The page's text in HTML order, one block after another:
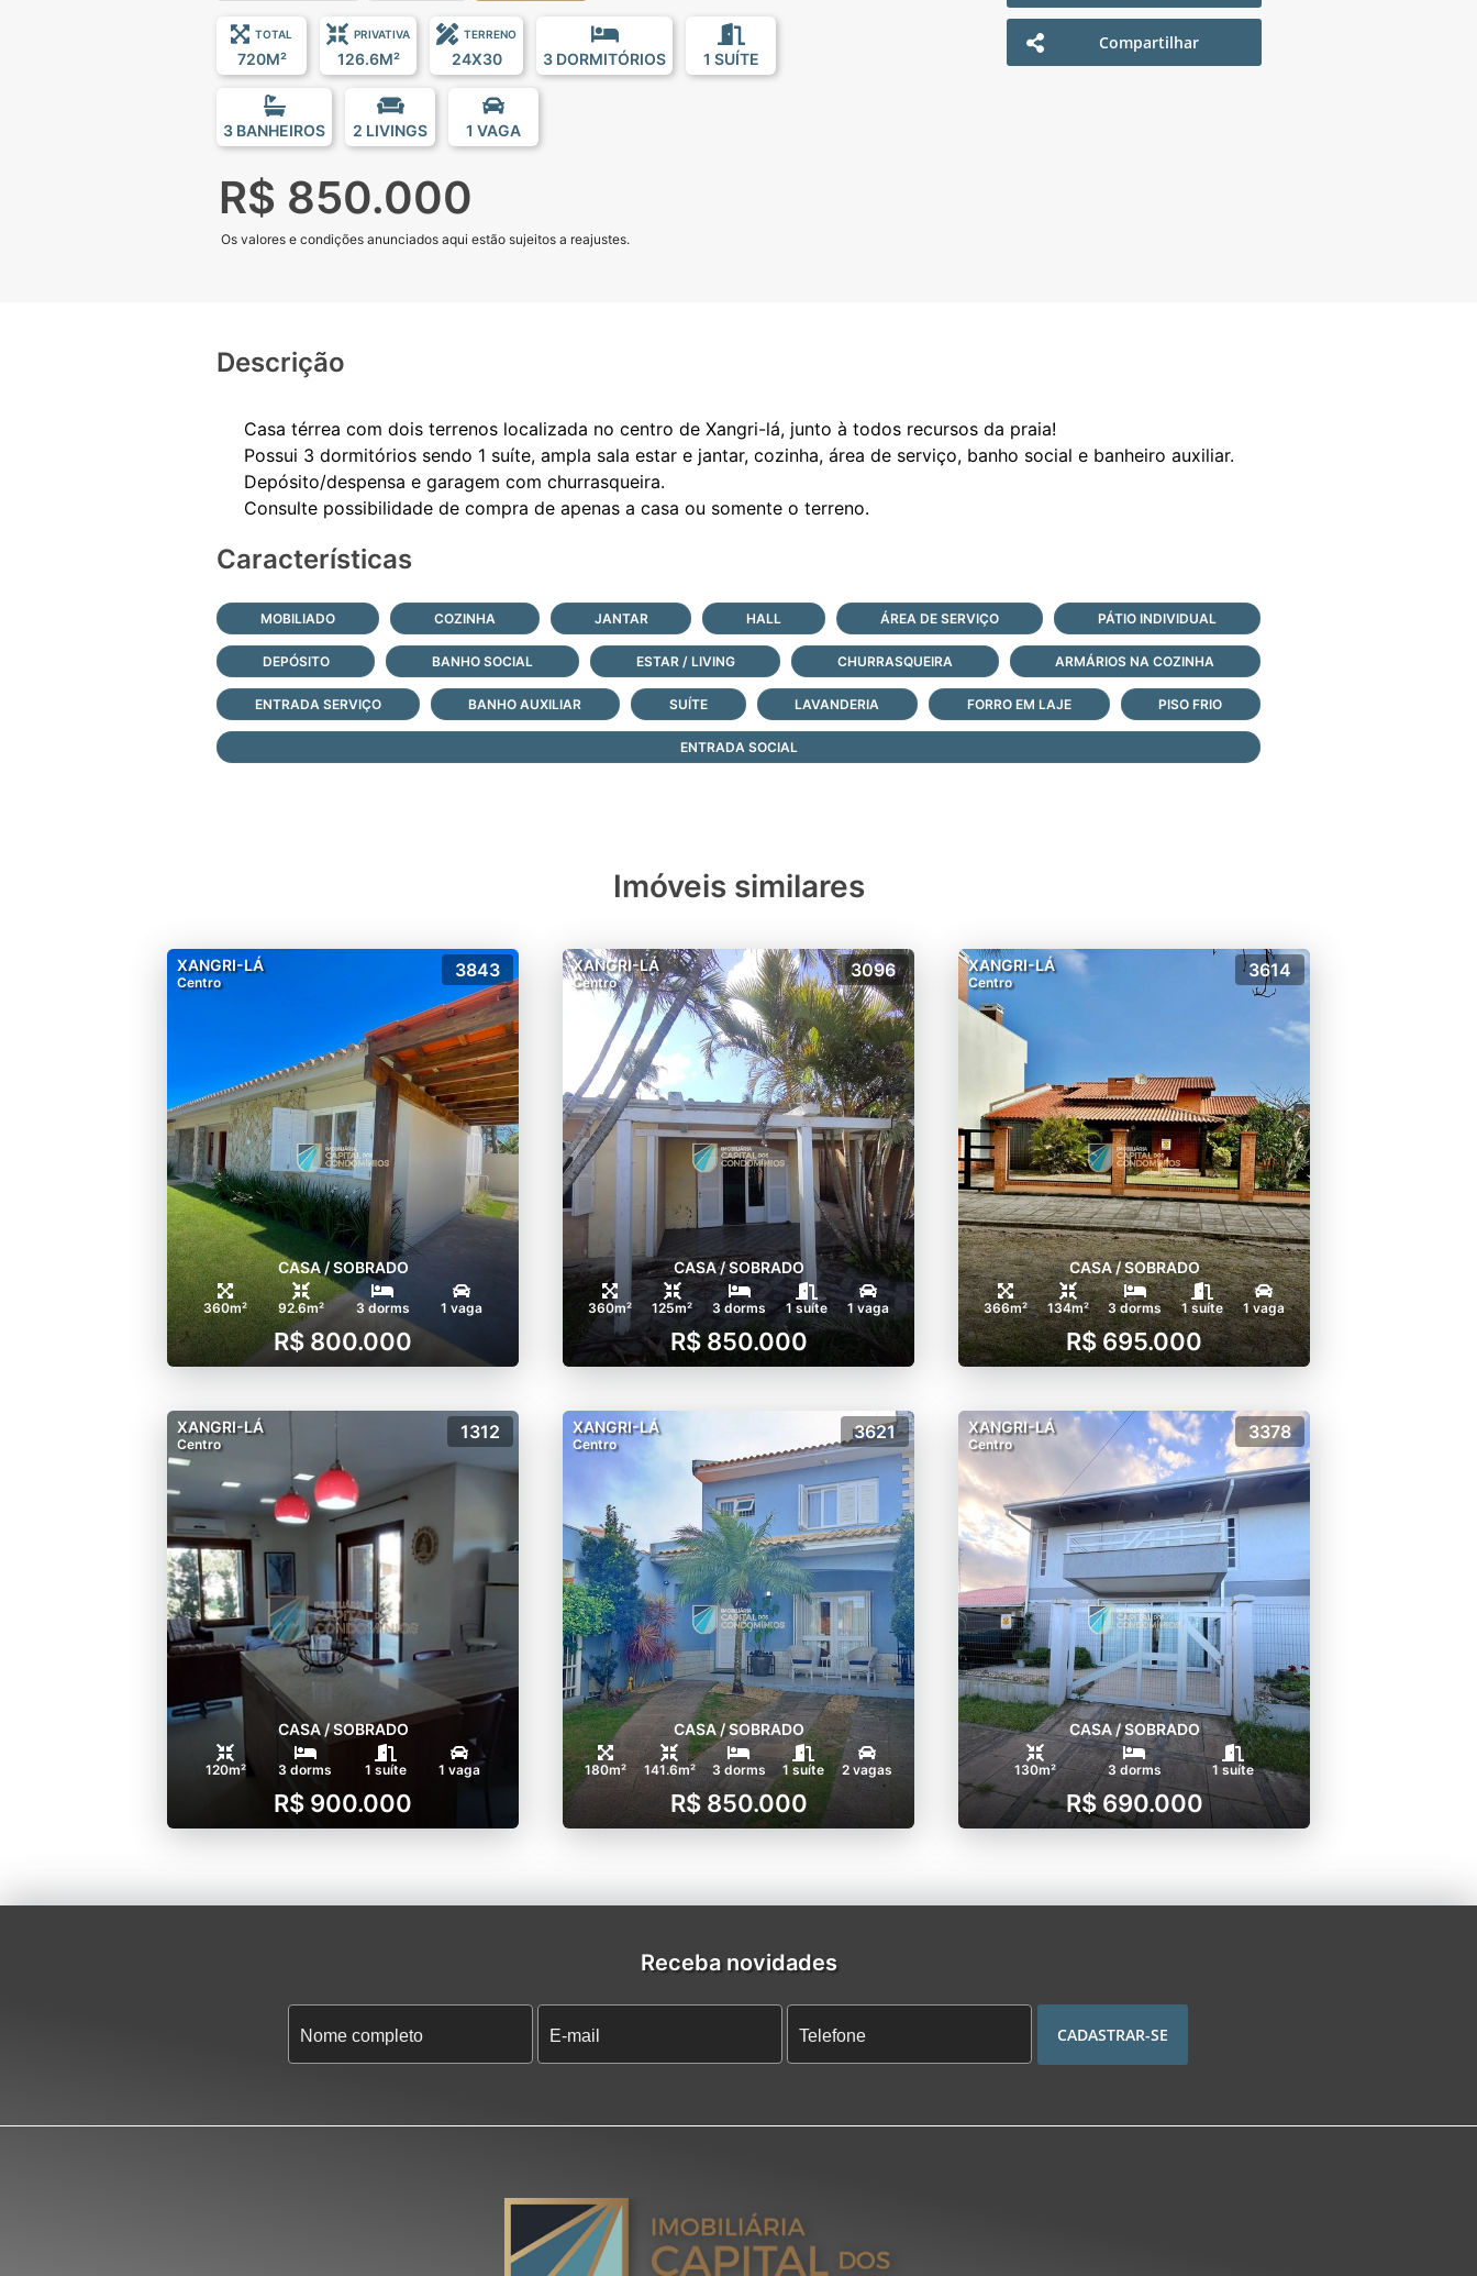
TOTAL
720M²
PRIVATIVA
126.6M²
TERRENO
24X30 3 DORMITÓRIOS 1 SUÍTE
3 BANHEIROS 2 LIVINGS 1 VAGA
R$ 850.000
Os valores e condições anunciados aqui estão sujeitos a reajustes.
Compartilhar
Descrição
Casa térrea com dois terrenos localizada no centro de Xangri-lá, junto à todos recursos da praia!
Possui 3 dormitórios sendo 1 suíte, ampla sala estar e jantar, cozinha, área de serviço, banho social e banheiro auxiliar.
Depósito/despensa e garagem com churrasqueira.
Características
MOBILIADO COZINHA JANTAR HALL ÁREA DE SERVIÇO PÁTIO INDIVIDUAL
DEPÓSITO BANHO SOCIAL ESTAR / LIVING CHURRASQUEIRA ARMÁRIOS NA COZINHA
ENTRADA SERVIÇO BANHO AUXILIAR SUÍTE LAVANDERIA FORRO EM LAJE PISO FRIO
ENTRADA SOCIAL
Imóveis similares
XANGRI-LÁ
Centro
3843
CASA / SOBRADO
360m² 92.6m² 3 dorms 1 vaga
R$ 800.000
XANGRI-LÁ
Centro
3096
CASA / SOBRADO
360m² 125m² 3 dorms 1 suíte 1 vaga
R$ 850.000
XANGRI-LÁ
Centro
3614
CASA / SOBRADO
366m² 134m² 3 dorms 1 suíte 1 vaga
R$ 695.000
XANGRI-LÁ
Centro
1312
CASA / SOBRADO
120m² 3 dorms 1 suíte 1 vaga
R$ 900.000
XANGRI-LÁ
Centro
3621
CASA / SOBRADO
180m² 141.6m² 3 dorms 1 suíte 2 vagas
R$ 850.000
XANGRI-LÁ
Centro
3378
CASA / SOBRADO
130m² 3 dorms 1 suíte
R$ 690.000
Receba novidades
CADASTRAR-SE